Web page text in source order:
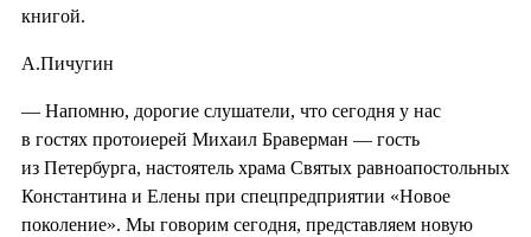
книгой.
А.Пичугин
— Напомню, дорогие слушатели, что сегодня у нас
в гостях протоиерей Михаил Браверман — гость
из Петербурга, настоятель храма Святых равноапостольных
Константина и Елены при спецпредприятии «Новое
поколение». Мы говорим сегодня, представляем новую